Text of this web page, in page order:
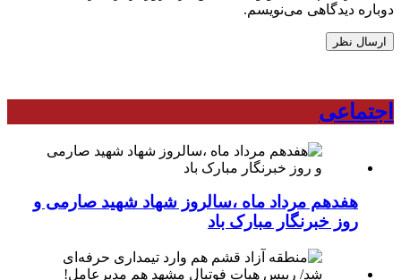
دوباره دیدگاهی می‌نویسم.
اجتماعی
هفدهم مرداد ماه ،سالروز شهاد شهید صارمی و
روز خبرنگار مبارک باد